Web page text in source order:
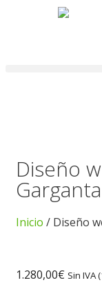
Diseño
Inicio / Diseño
1.280,00€ Sin IVA (